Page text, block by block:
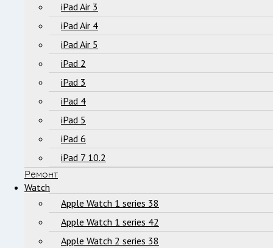
iPad Air 3
iPad Air 4
iPad Air 5
iPad 2
iPad 3
iPad 4
iPad 5
iPad 6
iPad 7 10.2
Ремонт
Watch
Apple Watch 1 series 38
Apple Watch 1 series 42
Apple Watch 2 series 38